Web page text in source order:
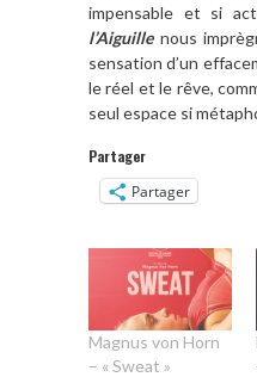
impensable et si
l’Aiguillenous
sensation d’un
le réel et le rêve,
seul espace si
Partager
Partager
Magnus von Horn
– « Sweat »